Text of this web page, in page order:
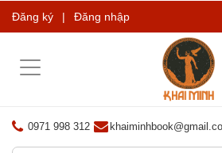
Đăng ký | Đăng nhập
Toggle
0971 998 312